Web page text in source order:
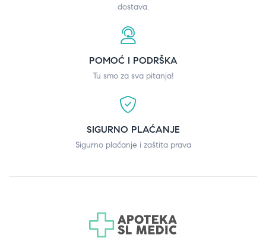
dostava.
POMOĆ I PODRŠKA
Tu smo za sva pitanja!
SIGURNO PLAĆANJE
Sigurno plaćanje i zaštita prava